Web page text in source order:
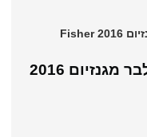
אופניים חשמליות פישר סילבר מגנזיום 2016